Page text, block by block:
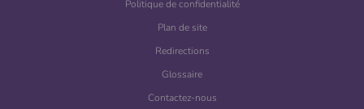
Politique de confidentialité
Plan de site
Redirections
Glossaire
Contactez-nous